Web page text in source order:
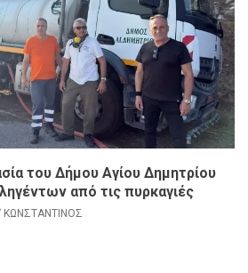
του Δήμου Αγίου Δημητρίου
από τις πυρκαγιές
ΚΩΝΣΤΑΝΤΙΝΟΣ